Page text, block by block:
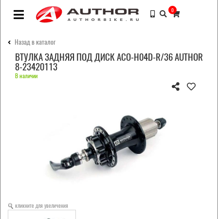
0
Назад в каталог
ВТУЛКА ЗАДНЯЯ ПОД ДИСК ACO-H04D-R/36 AUTHOR
8-23420113
В наличии
кликните для увеличения